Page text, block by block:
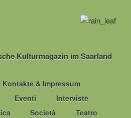
Kulturmagazin im Saarland
Kontakte & Impressum
Eventi
Interviste
Società Teatro